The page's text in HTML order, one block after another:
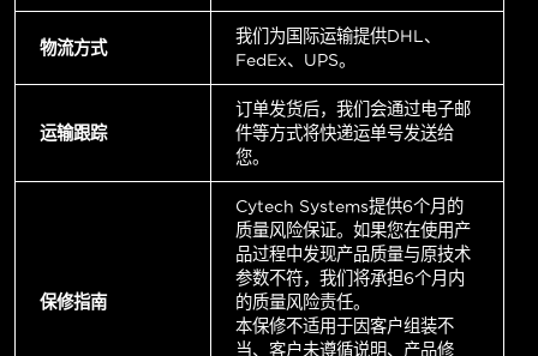
物流方式
我们为国际运输提供DHL、
FedEx、UPS。
运输跟踪
订单发货后，我们会通过电子邮
件等方式将快递运单号发送给
您。
保修指南
Cytech Systems提供6个月的
质量风险保证。如果您在使用产
品过程中发现产品质量与原技术
参数不符，我们将承担6个月内
的质量风险责任。
本保修不适用于因客户组装不
当、客户未遵循说明、产品修